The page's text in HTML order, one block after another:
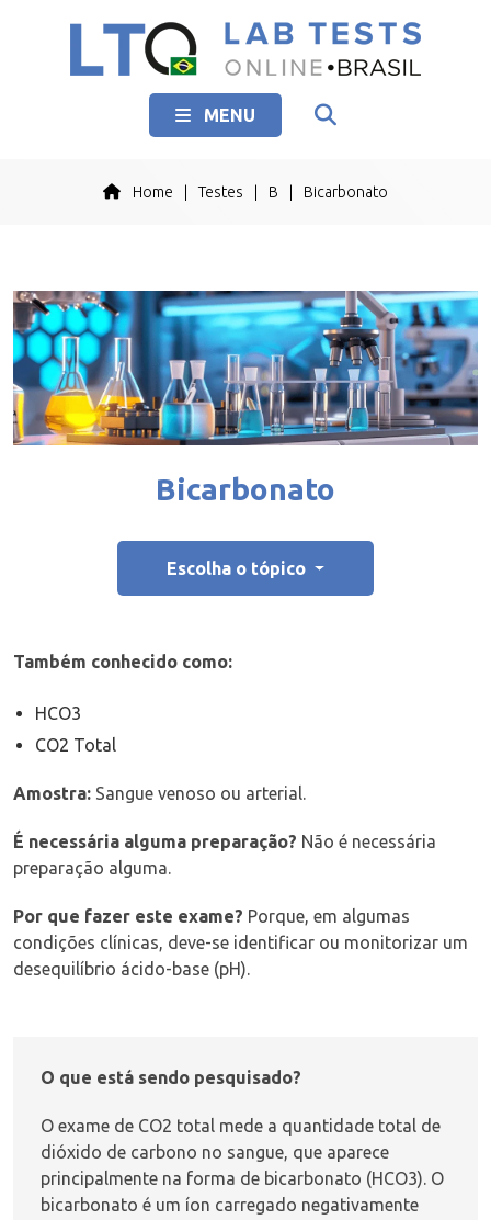
MENU
Home Testes B Bicarbonato
Bicarbonato
Escolha o tópico
Também conhecido como:
HCO3
CO2 Total
Amostra: Sangue venoso ou arterial.
É necessária alguma preparação? Não é necessária
preparação alguma.
Por que fazer este exame? Porque, em algumas
condições clínicas, deve-se identificar ou monitorizar um
desequilíbrio ácido-base (pH).
O que está sendo pesquisado?
O exame de CO2 total mede a quantidade total de
dióxido de carbono no sangue, que aparece
principalmente na forma de bicarbonato (HCO3). O
bicarbonato é um íon carregado negativamente